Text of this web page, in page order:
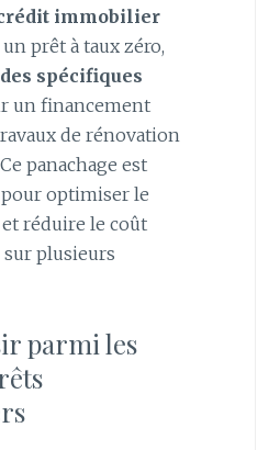
immobilier
prêt à taux zéro,
spécifiques
un financement
de rénovation
panachage est
optimiser le
réduire le coût
plusieurs
parmi les